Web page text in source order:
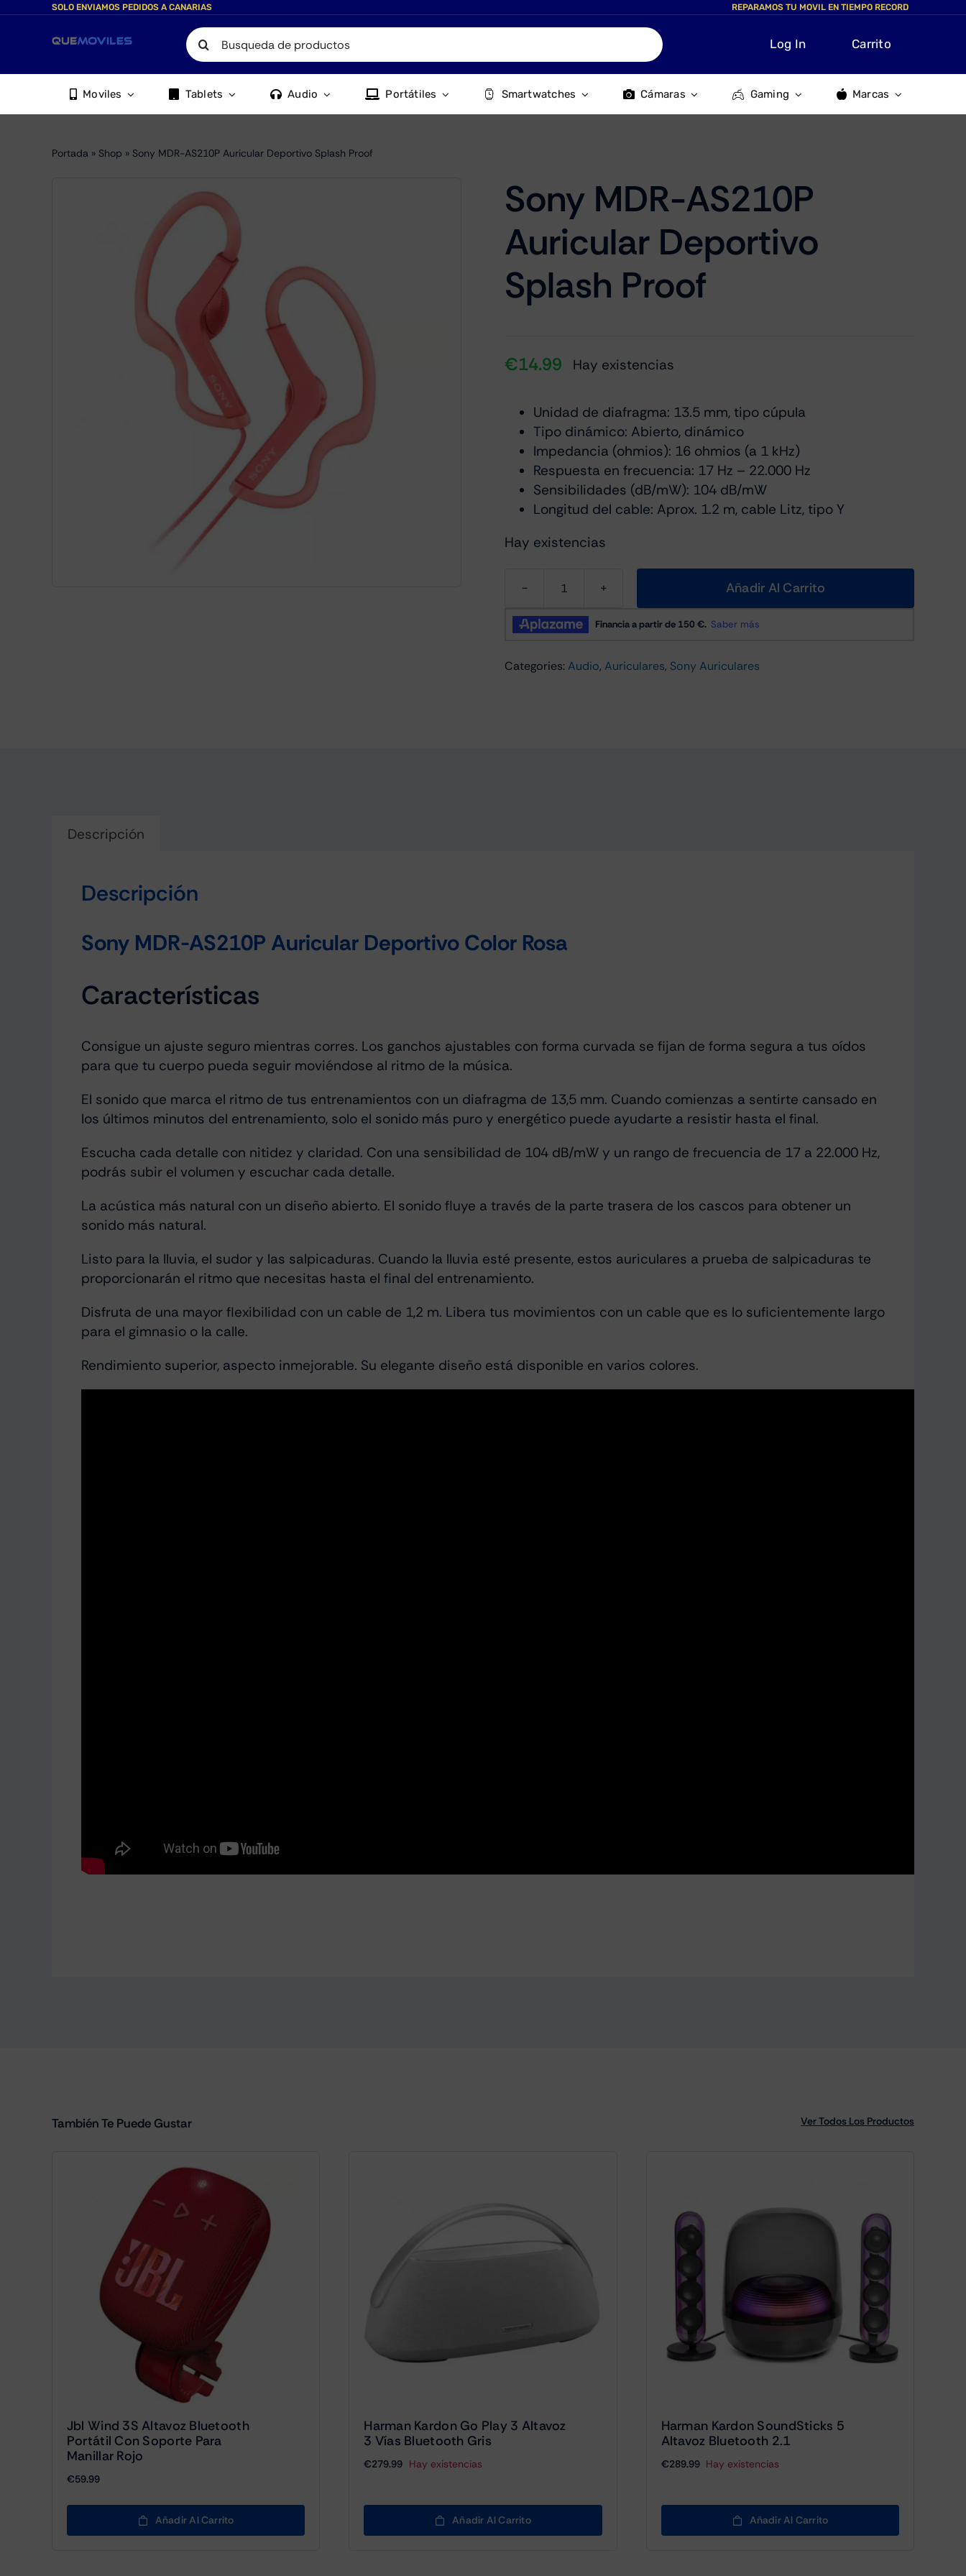
SOLO ENVIAMOS PEDIDOS A CANARIAS REPARAMOS TU MOVIL EN TIEMPO RECORD
Search
for:
Log In Carrito
Moviles Tablets Audio Portátiles Smartwatches Cámaras Gaming Marcas
Portada » Shop » Sony MDR-AS210P Auricular Deportivo Splash Proof
Sony MDR-AS210P
Auricular Deportivo
Splash Proof
€14.99 Hay existencias
Unidad de diafragma: 13.5 mm, tipo cúpula
Tipo dinámico: Abierto, dinámico
Impedancia (ohmios): 16 ohmios (a 1 kHz)
Respuesta en frecuencia: 17 Hz – 22.000 Hz
Sensibilidades (dB/mW): 104 dB/mW
Longitud del cable: Aprox. 1.2 m, cable Litz, tipo Y
Hay existencias
Sony
MDR-
AS210P
Deportivo
Añadir Al Carrito
Categories:Audio, Auriculares, Sony Auriculares
Descripción
Descripción
Sony MDR-AS210P Auricular Deportivo Color Rosa
Características
Consigue un ajuste seguro mientras corres. Los ganchos ajustables con forma curvada se fijan de forma segura a tus oídos
para que tu cuerpo pueda seguir moviéndose al ritmo de la música.
El sonido que marca el ritmo de tus entrenamientos con un diafragma de 13,5 mm. Cuando comienzas a sentirte cansado en
los últimos minutos del entrenamiento, solo el sonido más puro y energético puede ayudarte a resistir hasta el final.
Escucha cada detalle con nitidez y claridad. Con una sensibilidad de 104 dB/mW y un rango de frecuencia de 17 a 22.000 Hz,
podrás subir el volumen y escuchar cada detalle.
La acústica más natural con un diseño abierto. El sonido fluye a través de la parte trasera de los cascos para obtener un
sonido más natural.
Listo para la lluvia, el sudor y las salpicaduras. Cuando la lluvia esté presente, estos auriculares a prueba de salpicaduras te
proporcionarán el ritmo que necesitas hasta el final del entrenamiento.
Disfruta de una mayor flexibilidad con un cable de 1,2 m. Libera tus movimientos con un cable que es lo suficientemente largo
para el gimnasio o la calle.
Rendimiento superior, aspecto inmejorable. Su elegante diseño está disponible en varios colores.
También Te Puede Gustar Ver Todos Los Productos
Jbl Wind 3S Altavoz Bluetooth
Portátil Con Soporte Para
Manillar Rojo
€59.99
Añadir Al Carrito
Harman Kardon Go Play 3 Altavoz
3 Vías Bluetooth Gris
€279.99 Hay existencias
Añadir Al Carrito
Harman Kardon SoundSticks 5
Altavoz Bluetooth 2.1
€289.99 Hay existencias
Añadir Al Carrito